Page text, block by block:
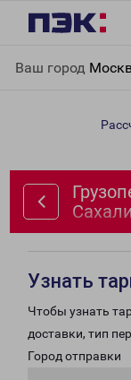
Ваш город
область
Узнать
Чтобы узнать
доставки, тип
Город отправки